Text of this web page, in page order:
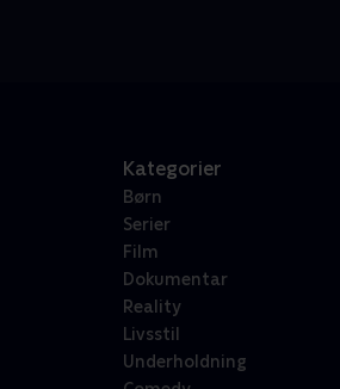
Kategorier
Børn
Serier
Film
Dokumentar
Reality
Livsstil
Underholdning